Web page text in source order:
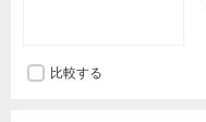
比較する